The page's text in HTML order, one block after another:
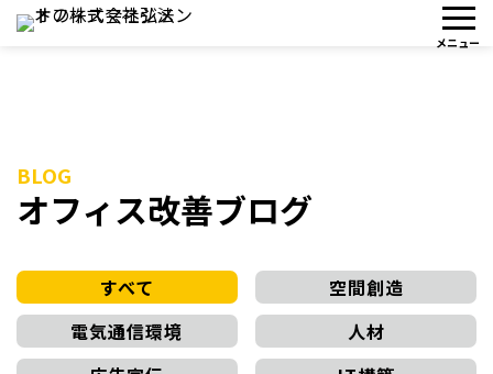
BLOG
オフィス改善ブログ
すべて
空間創造
電気通信環境
人材